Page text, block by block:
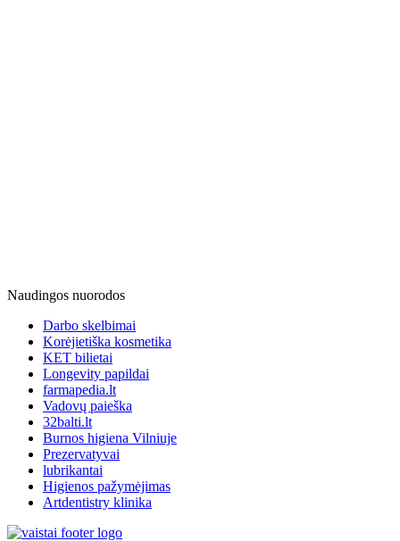
Naudingos nuorodos
Darbo skelbimai
Korėjietiška kosmetika
KET bilietai
Longevity papildai
farmapedia.lt
Vadovų paieška
32balti.lt
Burnos higiena Vilniuje
Prezervatyvai
lubrikantai
Higienos pažymėjimas
Artdentistry klinika